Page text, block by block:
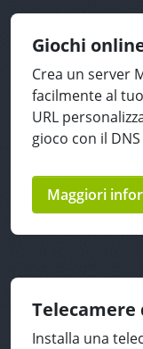
Giochi
Crea un server
facilmente al
URL
gioco con il
Maggiori
Telecamere
Installa una